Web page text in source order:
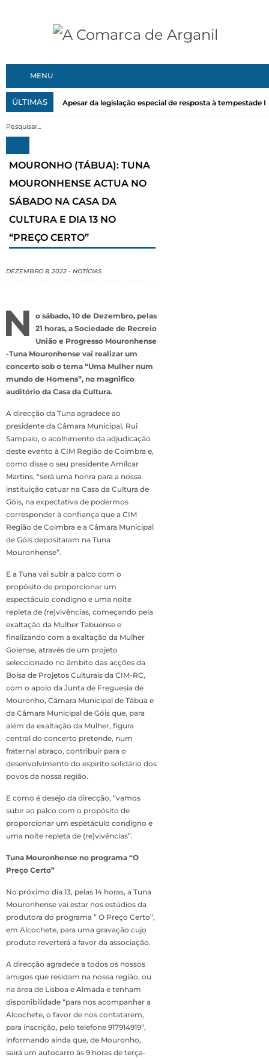
MENU
ÚLTIMAS Apesar da legislação especial de resposta à tempestade
MOURONHO (TÁBUA): TUNA
MOURONHENSE ACTUA NO
SÁBADO NA CASA DA
CULTURA E DIA 13 NO
“PREÇO CERTO”
DEZEMBRO 8, 2022 - NOTÍCIAS
N
o sábado, 10 de Dezembro, pelas
21 horas, a Sociedade de Recreio
União e Progresso Mouronhense
-Tuna Mouronhense vai realizar um
concerto sob o tema “Uma Mulher num
mundo de Homens”, no magnifico
auditório da Casa da Cultura.
A direcção da Tuna agradece ao
presidente da Câmara Municipal, Rui
Sampaio, o acolhimento da adjudicação
deste evento à CIM Região de Coimbra e,
como disse o seu presidente Amílcar
Martins, “será uma honra para a nossa
instituição catuar na Casa da Cultura de
Góis, na expectativa de podermos
corresponder à confiança que a CIM
Região de Coimbra e a Câmara Municipal
de Góis depositaram na Tuna
Mouronhense”.
E a Tuna vai subir a palco com o
propósito de proporcionar um
espectáculo condigno e uma noite
repleta de (re)vivências, começando pela
exaltação da Mulher Tabuense e
finalizando com a exaltação da Mulher
Goiense, através de um projeto
seleccionado no âmbito das acções da
Bolsa de Projetos Culturais da CIM-RC,
com o apoio da Junta de Freguesia de
Mouronho, Câmara Municipal de Tábua e
da Câmara Municipal de Góis que, para
além da exaltação da Mulher, figura
central do concerto pretende, num
fraternal abraço, contribuir para o
desenvolvimento do espirito solidário dos
povos da nossa região.
E como é desejo da direcção, “vamos
subir ao palco com o propósito de
proporcionar um espetáculo condigno e
uma noite repleta de (re)vivências”.
Tuna Mouronhense no programa “O
Preço Certo”
No próximo dia 13, pelas 14 horas, a Tuna
Mouronhense vai estar nos estúdios da
produtora do programa ” O Preço Certo”,
em Alcochete, para uma gravação cujo
produto reverterá a favor da associação.
A direcção agradece a todos os nossos
amigos que residam na nossa região, ou
na área de Lisboa e Almada e tenham
disponibilidade “para nos acompanhar a
Alcochete, o favor de nos contatarem,
para inscrição, pelo telefone 917914919”,
informando ainda que, de Mouronho,
sairá um autocarro às 9 horas de terça-